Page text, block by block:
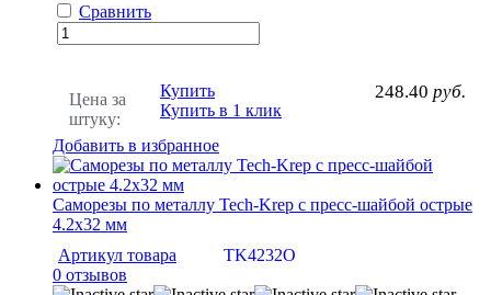
Сравнить
Цена за
штуку:
248.40 руб.
Купить
Купить в 1 клик
Добавить в избранное
Саморезы по металлу Tech-Krep с пресс-шайбой острые
4.2х32 мм
Артикул товара
TK4232O
0 отзывов